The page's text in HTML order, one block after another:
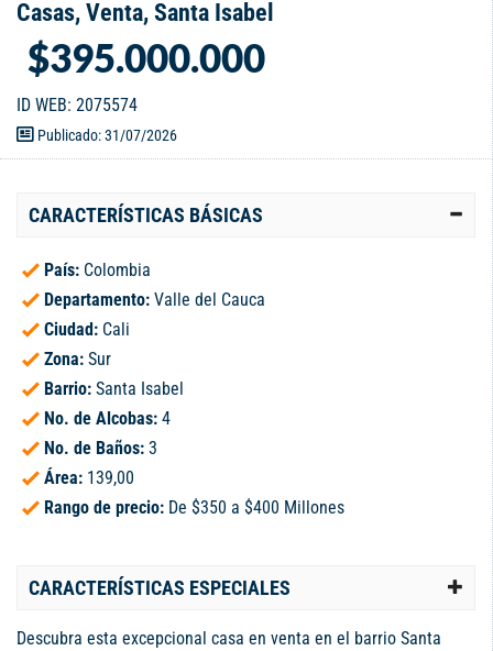
Casas, Venta, Santa Isabel
$395.000.000
ID WEB: 2075574
Publicado: 31/07/2026
CARACTERÍSTICAS BÁSICAS
País: Colombia
Departamento: Valle del Cauca
Ciudad: Cali
Zona: Sur
Barrio: Santa Isabel
No. de Alcobas: 4
No. de Baños: 3
Área: 139,00
Rango de precio: De $350 a $400 Millones
CARACTERÍSTICAS ESPECIALES
Descubra esta excepcional casa en venta en el barrio Santa